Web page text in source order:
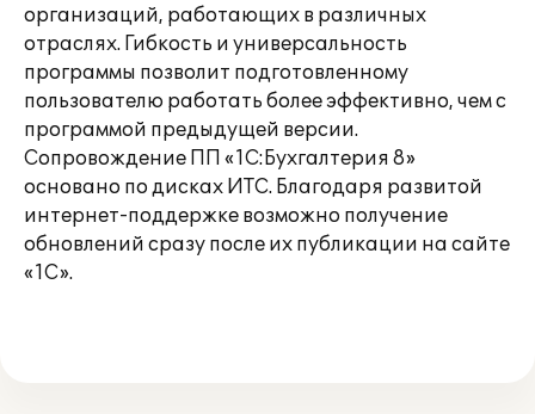
организаций, работающих в различных
отраслях. Гибкость и универсальность
программы позволит подготовленному
пользователю работать более эффективно, чем с
программой предыдущей версии.
Сопровождение ПП «1С:Бухгалтерия 8»
основано по дисках ИТС. Благодаря развитой
интернет-поддержке возможно получение
обновлений сразу после их публикации на сайте
«1С».